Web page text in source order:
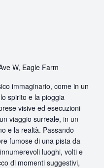
W, Eagle Farm
immaginario, come in un
spirito e la pioggia
visive ed esecuzioni
viaggio surreale, in un
e la realtà. Passando
fumose di una pista da
luoghi, volti e
di momenti suggestivi,